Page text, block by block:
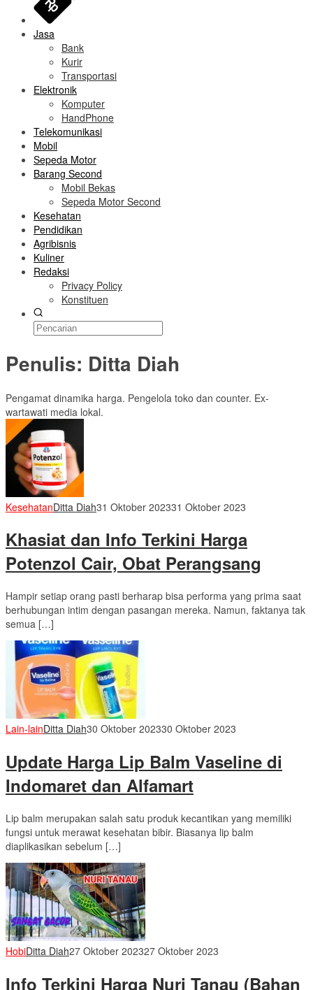
Jasa
Bank
Kurir
Transportasi
Elektronik
Komputer
HandPhone
Telekomunikasi
Mobil
Sepeda Motor
Barang Second
Mobil Bekas
Sepeda Motor Second
Kesehatan
Pendidikan
Agribisnis
Kuliner
Redaksi
Privacy Policy
Konstituen
Penulis: Ditta Diah
Pengamat dinamika harga. Pengelola toko dan counter. Ex-
wartawati media lokal.
KesehatanDitta Diah31 Oktober 202331 Oktober 2023
Khasiat dan Info Terkini Harga
Potenzol Cair, Obat Perangsang
Hampir setiap orang pasti berharap bisa performa yang prima saat
berhubungan intim dengan pasangan mereka. Namun, faktanya tak
semua […]
Lain-lainDitta Diah30 Oktober 202330 Oktober 2023
Update Harga Lip Balm Vaseline di
Indomaret dan Alfamart
Lip balm merupakan salah satu produk kecantikan yang memiliki
fungsi untuk merawat kesehatan bibir. Biasanya lip balm
diaplikasikan sebelum […]
HobiDitta Diah27 Oktober 202327 Oktober 2023
Info Terkini Harga Nuri Tanau (Bahan